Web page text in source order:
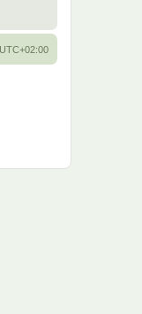
UTC+02:00